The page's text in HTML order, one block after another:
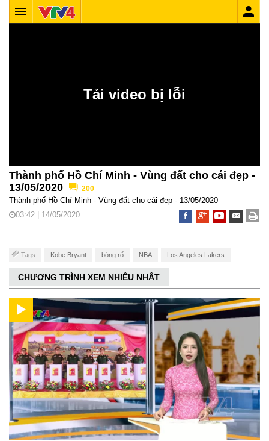
Thành phố Hồ Chí Minh - Vùng đất cho cái đẹp -
13/05/2020
200
Thành phố Hồ Chí Minh - Vùng đất cho cái đẹp - 13/05/2020
03:42 | 14/05/2020
Tags Kobe Bryant bóng rổ NBA Los Angeles Lakers
CHƯƠNG TRÌNH XEM NHIỀU NHẤT